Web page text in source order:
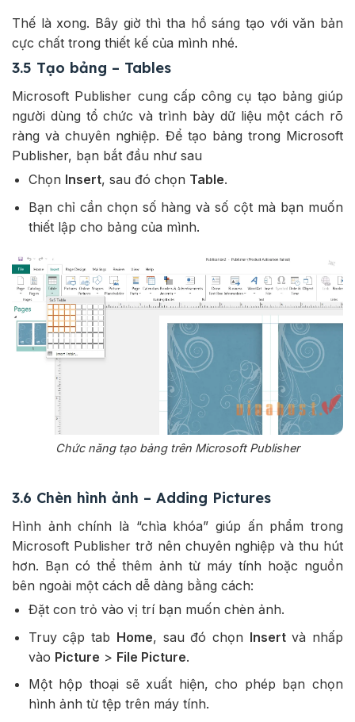
Thế là xong. Bây giờ thì tha hồ sáng tạo với văn bản
cực chất trong thiết kế của mình nhé.
3.5 Tạo bảng – Tables
Microsoft Publisher cung cấp công cụ tạo bảng giúp
người dùng tổ chức và trình bày dữ liệu một cách rõ
ràng và chuyên nghiệp. Để tạo bảng trong Microsoft
Publisher, bạn bắt đầu như sau
Chọn Insert, sau đó chọn Table.
Bạn chỉ cần chọn số hàng và số cột mà bạn muốn
thiết lập cho bảng của mình.
Chức năng tạo bảng trên Microsoft Publisher
3.6 Chèn hình ảnh – Adding Pictures
Hình ảnh chính là “chìa khóa” giúp ấn phẩm trong
Microsoft Publisher trở nên chuyên nghiệp và thu hút
hơn. Bạn có thể thêm ảnh từ máy tính hoặc nguồn
bên ngoài một cách dễ dàng bằng cách:
Đặt con trỏ vào vị trí bạn muốn chèn ảnh.
Truy cập tab Home, sau đó chọn Insertvà nhấp
vào Picture > File Picture.
Một hộp thoại sẽ xuất hiện, cho phép bạn chọn
hình ảnh từ tệp trên máy tính.